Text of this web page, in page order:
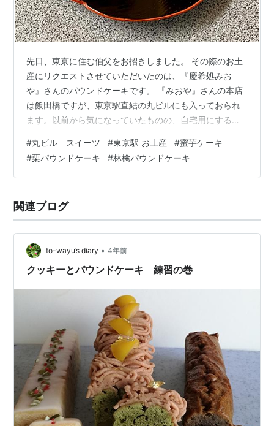
先日、東京に住む伯父をお招きしました。 その際のお土
産にリクエストさせていただいたのは、『慶希処みお
や』さんのパウンドケーキです。 『みおや』さんの本店
は飯田橋ですが、東京駅直結の丸ビルにも入っておられ
ます。以前から気になっていたものの、自宅用にするに
した。 私が「これは！！」となったのは、こちらのケー
キの生地のベースにはお芋が使われていると知ったた
め。 生地には「幻の蜜芋」と呼ばれる安納芋をたっぷり
い甘味が、食べるとお口のなかいっぱいにひろがりま
す。 引用：慶希処みおや（けいきどころみおや）オ…
#丸ビル スイーツ #東京駅 お土産 #蜜芋ケーキ
#栗パウンドケーキ #林檎パウンドケーキ
関連ブログ
to-wayu’s diary • 4年前
クッキーとパウンドケーキ 練習の巻